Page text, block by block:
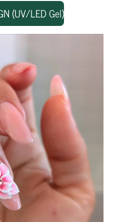
(UV/LED Gel)